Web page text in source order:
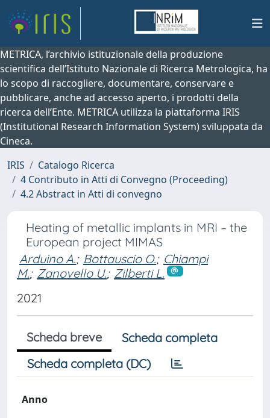
METRICA, l’archivio istituzionale della produzione
scientifica dell’Istituto Nazionale di Ricerca Metrologica, ha
lo scopo di raccogliere, documentare, conservare e
pubblicare, anche ad accesso aperto, i prodotti della
ricerca dell’Ente. METRICA utilizza la piattaforma IRIS
(Institutional Research Information System) sviluppata da
Cineca.
IRIS
Catalogo Ricerca
4 Contributo in Atti di Convegno (Proceeding)
4.2 Abstract in Atti di convegno
Heating of metallic implants in MRI – the
European project MIMAS
Arduino A.; Bottauscio O.; Chiampi
M.; Zanovello U.; Zilberti L.
2021
Scheda breve
Scheda completa
Scheda completa (DC)
Anno